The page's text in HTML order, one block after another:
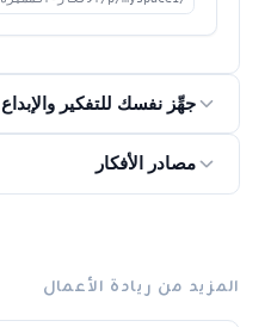
جهِّز نفسك للتفكير والإبداع
مصادر الأفكار
المزيد من ريادة الأعمال